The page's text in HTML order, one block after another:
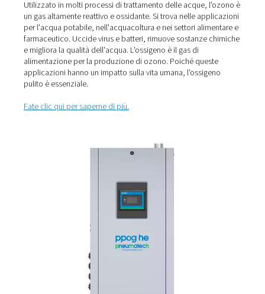
famiglie e dalle aziende. Il biogas lo trasforma in
verde per la generazione di gas, elettricità e calore.
reagisce con l'acido solfidrico presente nel
produzione di biogas. Ciò lo rende sicuro,
contempo le apparecchiature a valle.
crostacei e alghe. L'ossigeno è importante in questo
quanto contribuisce a mantenere queste forme di vita
Fate clic qui per saperne di più.
Produzione di ozono